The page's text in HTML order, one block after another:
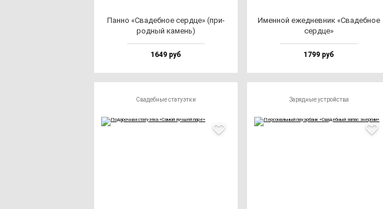
Пан­но «Сва­деб­ное сер­дце» (при­
род­ный ка­мень)
1649 руб
Имен­ной ежед­нев­ник «Сва­деб­ное
сер­дце»
1799 руб
Свадебные статуэтки Зарядные устройства